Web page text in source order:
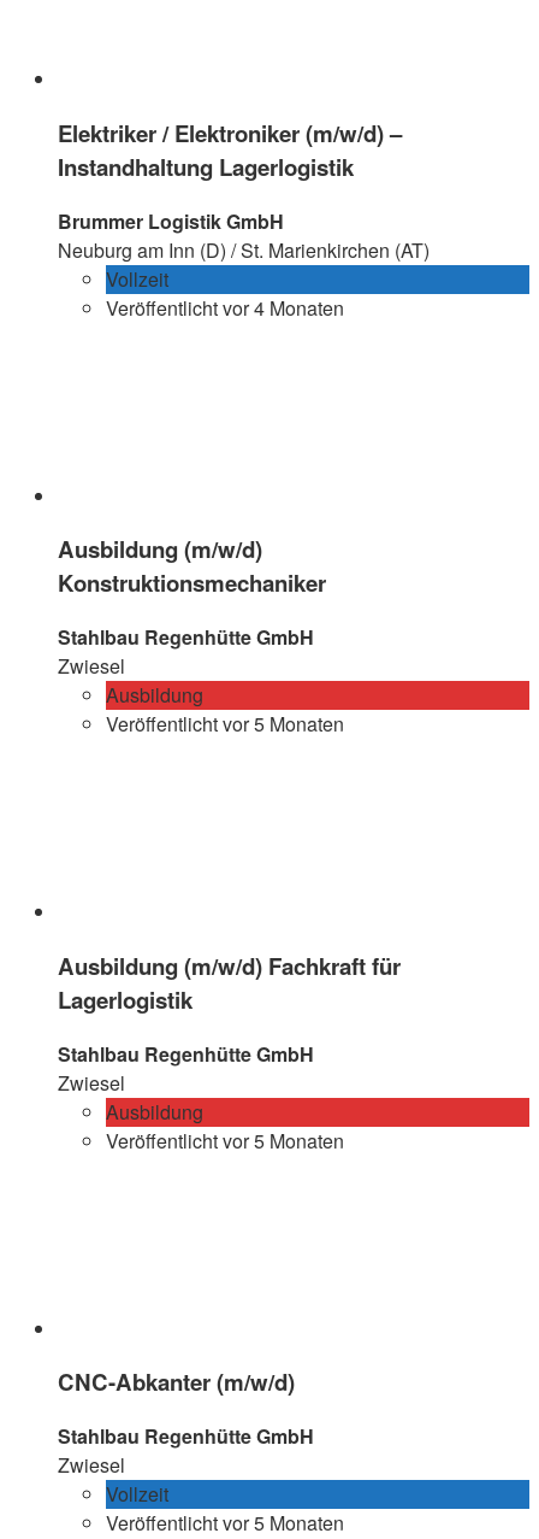
Elektriker / Elektroniker (m/w/d) –
Instandhaltung Lagerlogistik
Brummer Logistik GmbH
Neuburg am Inn (D) / St. Marienkirchen (AT)
Vollzeit
Veröffentlicht vor 4 Monaten
Ausbildung (m/w/d)
Konstruktionsmechaniker
Stahlbau Regenhütte GmbH
Zwiesel
Ausbildung
Veröffentlicht vor 5 Monaten
Ausbildung (m/w/d) Fachkraft für
Lagerlogistik
Stahlbau Regenhütte GmbH
Zwiesel
Ausbildung
Veröffentlicht vor 5 Monaten
CNC-Abkanter (m/w/d)
Stahlbau Regenhütte GmbH
Zwiesel
Vollzeit
Veröffentlicht vor 5 Monaten